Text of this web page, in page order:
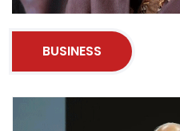
BUSINESS